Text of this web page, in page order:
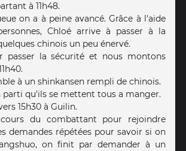
à 11h48.
on a à peine avancé. Grâce à l'aide
Chloé arrive à passer à la
chinois un peu énervé.
passer la sécurité et nous montons
à un shinkansen rempli de chinois.
parti qu'ils se mettent tous a manger.
15h30 à Guilin.
du combattant pour rejoindre
demandes répétées pour savoir si on
on finit par demander à un